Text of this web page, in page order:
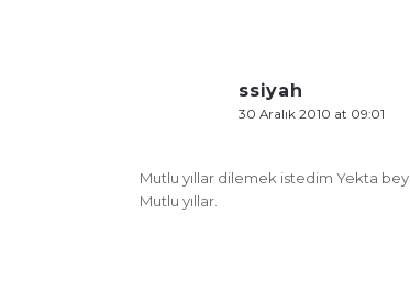
ssiyah
30 Aralık 2010 at 09:01
Mutlu yıllar dilemek istedim Yekta bey..
Mutlu yıllar.